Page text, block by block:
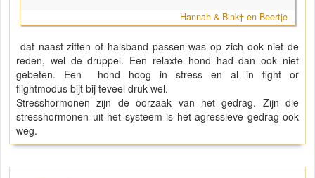
Hannah & Bink† en Beertje
dat naast zitten of halsband passen was op zich ook niet de
reden, wel de druppel. Een relaxte hond had dan ook niet
gebeten. Een hond hoog in stress en al in fight or
flightmodus bijt bij teveel druk wel.
Stresshormonen zijn de oorzaak van het gedrag. Zijn die
stresshormonen uit het systeem is het agressieve gedrag ook
weg.